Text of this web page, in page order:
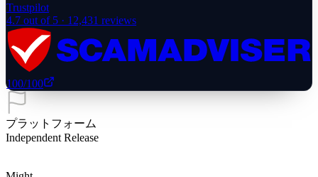
Trustpilot
4.7 out of 5 · 12,431 reviews
100/100
プラットフォーム
Independent Release